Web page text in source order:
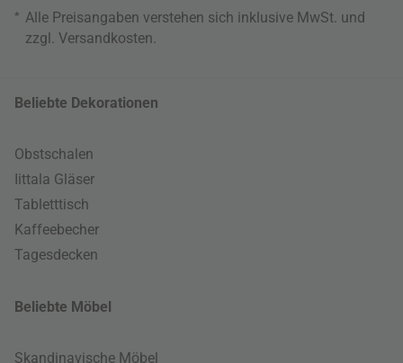
* Alle Preisangaben verstehen sich inklusive MwSt. und
zzgl. Versandkosten
Beliebte Dekorationen
Obstschalen
Iittala Gläser
Tabletttisch
Kaffeebecher
Tagesdecken
Beliebte Möbel
Skandinavische Möbel